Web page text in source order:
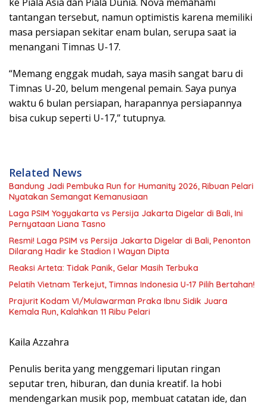
tantangan tersebut, namun optimistis karena memiliki
masa persiapan sekitar enam bulan, serupa saat ia
menangani Timnas U-17.
“Memang enggak mudah, saya masih sangat baru di
Timnas U-20, belum mengenal pemain. Saya punya
waktu 6 bulan persiapan, harapannya persiapannya
bisa cukup seperti U-17,” tutupnya.
Related News
Bandung Jadi Pembuka Run for Humanity 2026, Ribuan Pelari
Nyatakan Semangat Kemanusiaan
Laga PSIM Yogyakarta vs Persija Jakarta Digelar di Bali, Ini
Pernyataan Liana Tasno
Resmi! Laga PSIM vs Persija Jakarta Digelar di Bali, Penonton
Dilarang Hadir ke Stadion I Wayan Dipta
Reaksi Arteta: Tidak Panik, Gelar Masih Terbuka
Pelatih Vietnam Terkejut, Timnas Indonesia U-17 Pilih Bertahan!
Prajurit Kodam VI/Mulawarman Praka Ibnu Sidik Juara
Kemala Run, Kalahkan 11 Ribu Pelari
Kaila Azzahra
Penulis berita yang menggemari liputan ringan
seputar tren, hiburan, dan dunia kreatif. Ia hobi
mendengarkan musik pop, membuat catatan ide, dan